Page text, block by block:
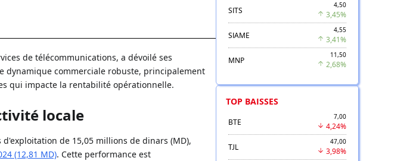
de télécommunications, a dévoilé ses
dynamique commerciale robuste, principalement
qui impacte la rentabilité opérationnelle.
locale
de 15,05 millions de dinars (MD),
(12,81 MD). Cette performance est
SITS
4,50
3,45%
SIAME
4,55
3,41%
MNP
11,50
2,68%
TOP BAISSES
BTE
7,00
4,24%
TJL
47,00
3,98%